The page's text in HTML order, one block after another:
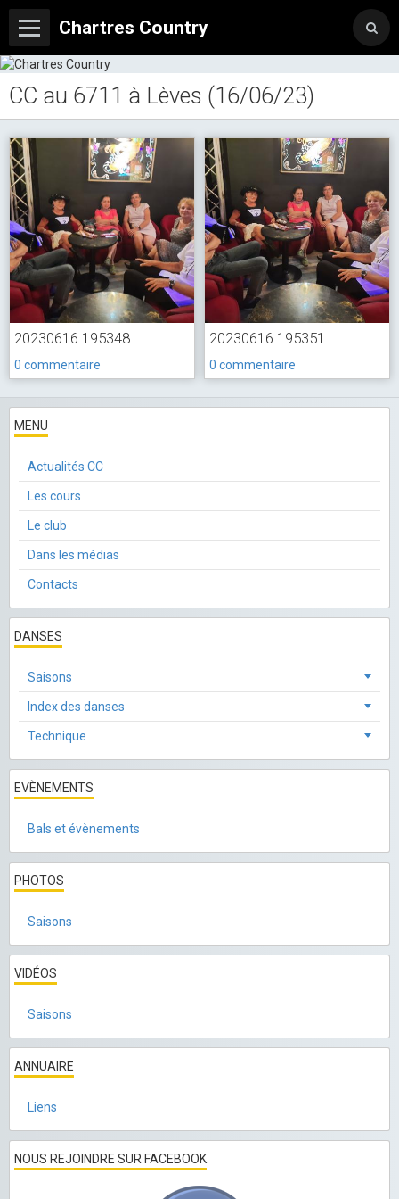
Chartres Country
CC au 6711 à Lèves (16/06/23)
20230616 195348
0 commentaire
20230616 195351
0 commentaire
MENU
Actualités CC
Les cours
Le club
Dans les médias
Contacts
DANSES
Saisons
Index des danses
Technique
EVÈNEMENTS
Bals et évènements
PHOTOS
Saisons
VIDÉOS
Saisons
ANNUAIRE
Liens
NOUS REJOINDRE SUR FACEBOOK